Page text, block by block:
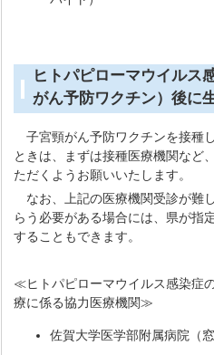
ヒトパピローマウイルス
がん予防ワクチン）後に
子宮頸がん予防ワクチンを接種
ときは、まずは接種医療機関など
ただくようお願いいたします。
なお、上記の医療機関受診が難
らう必要がある場合には、県が指
することもできます。
≪ヒトパピローマウイルス感染症
療に係る協力医療機関≫
佐賀大学医学部附属病院（